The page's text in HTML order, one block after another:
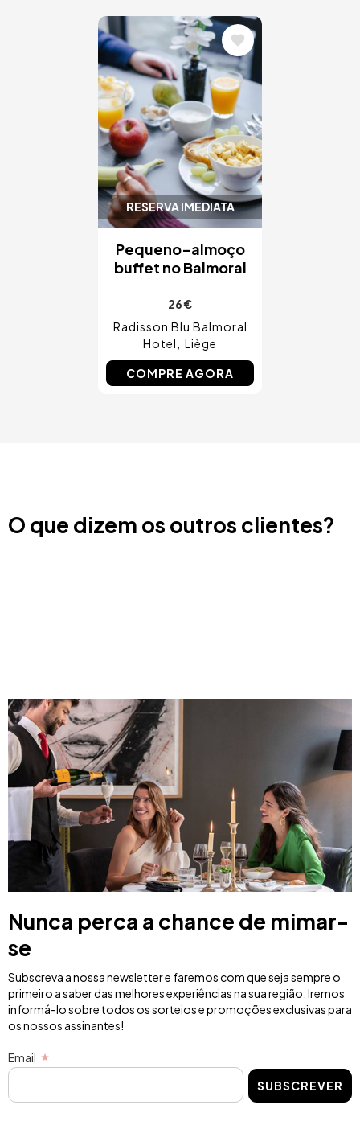
RESERVA IMEDIATA
Imagem
Pequeno-almoço
buffet no Balmoral
26 €
Radisson Blu Balmoral
Hotel
Liège
COMPRE AGORA
O que dizem os outros clientes?
Nunca perca a chance de mimar-
se
Subscreva a nossa newsletter e faremos com que seja sempre o
primeiro a saber das melhores experiências na sua região. Iremos
informá-lo sobre todos os sorteios e promoções exclusivas para
os nossos assinantes!
Email
SUBSCREVER